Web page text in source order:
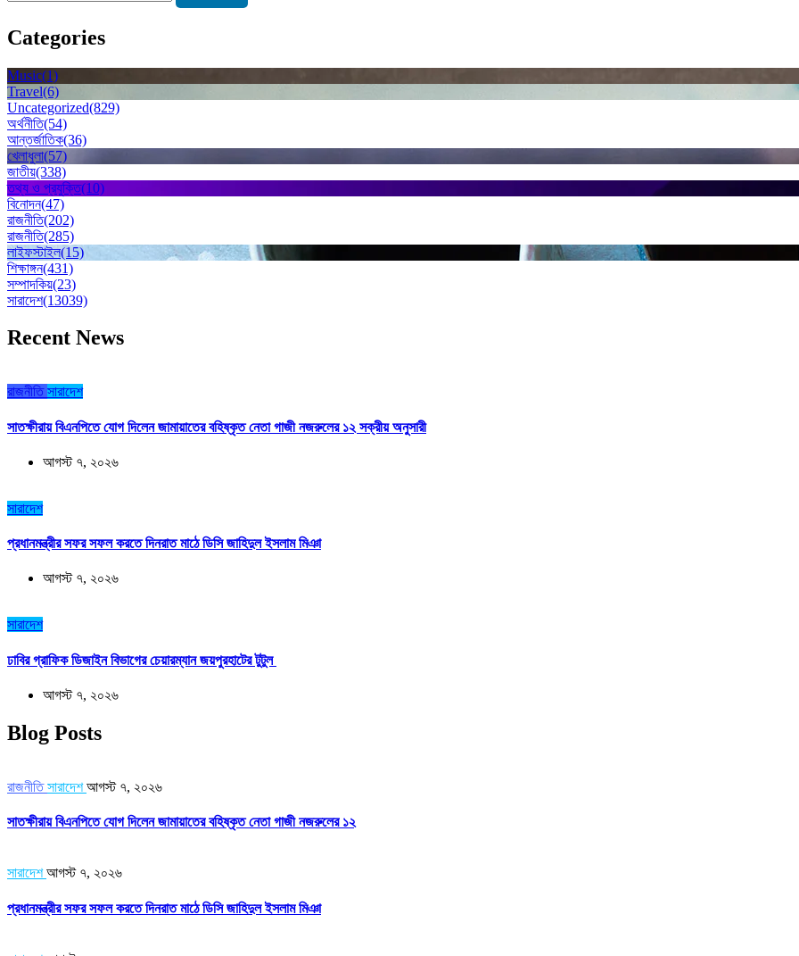
Categories
Music(1)
Travel(6)
Uncategorized(829)
অর্থনীতি(54)
আন্তর্জাতিক(36)
খেলাধুলা(57)
জাতীয়(338)
তথ্য ও প্রযুক্তি(10)
বিনোদন(47)
রাজনীতি(202)
রাজনীতি(285)
লাইফস্টাইল(15)
শিক্ষাঙ্গন(431)
সম্পাদকিয়(23)
সারাদেশ(13039)
Recent News
রাজনীতি সারাদেশ
সাতক্ষীরায় বিএনপিতে যোগ দিলেন জামায়াতের বহিষ্কৃত নেতা গাজী নজরুলের ১২ সক্রীয় অনুসারী
আগস্ট ৭, ২০২৬
সারাদেশ
প্রধানমন্ত্রীর সফর সফল করতে দিনরাত মাঠে ডিসি জাহিদুল ইসলাম মিঞা
আগস্ট ৭, ২০২৬
সারাদেশ
ঢাবির গ্রাফিক ডিজাইন বিভাগের চেয়ারম্যান জয়পুরহাটের টুটুল
আগস্ট ৭, ২০২৬
Blog Posts
রাজনীতি সারাদেশ আগস্ট ৭, ২০২৬
সাতক্ষীরায় বিএনপিতে যোগ দিলেন জামায়াতের বহিষ্কৃত নেতা গাজী নজরুলের ১২
সারাদেশ আগস্ট ৭, ২০২৬
প্রধানমন্ত্রীর সফর সফল করতে দিনরাত মাঠে ডিসি জাহিদুল ইসলাম মিঞা